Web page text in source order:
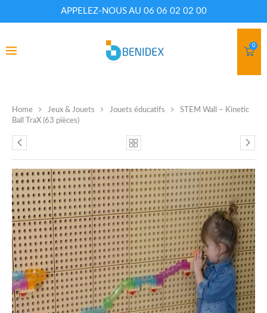
APPELEZ-NOUS AU 06 06 02 02 00
0
Home Jeux & Jouets Jouets éducatifs
STEM Wall – Kinetic
Ball TraX (63 pièces)